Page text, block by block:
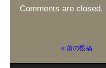
Comments are closed.
« 前の投稿